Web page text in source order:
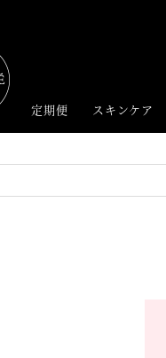
定期便 スキンケア